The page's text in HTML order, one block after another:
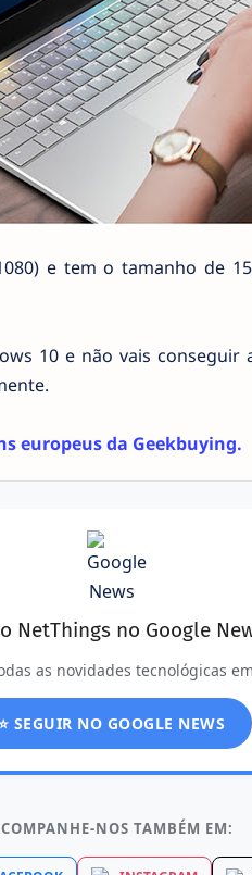
e tem o tamanho de
10 e não vais conseguir
europeus da Geekbuying.
NetThings no Google
as novidades tecnológicas
SEGUIR NO GOOGLE NEWS
NOS TAMBÉM EM: